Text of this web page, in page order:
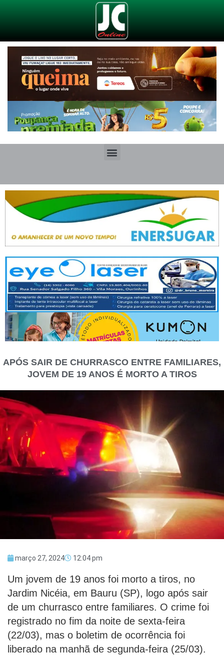
APÓS SAIR DE CHURRASCO ENTRE FAMILIARES,
JOVEM DE 19 ANOS É MORTO A TIROS
março 27, 2024 12:04 pm
Um jovem de 19 anos foi morto a tiros, no
Jardim Nicéia, em Bauru (SP), logo após sair
de um churrasco entre familiares. O crime foi
registrado no fim da noite de sexta-feira
(22/03), mas o boletim de ocorrência foi
liberado na manhã de segunda-feira (25/03).